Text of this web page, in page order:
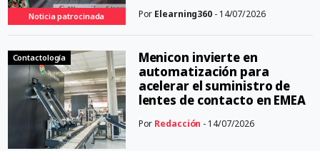
Noticia patrocinada Por Elearning360 - 14/07/2026
Contactología
Menicon invierte en
automatización para
acelerar el suministro de
lentes de contacto en EMEA
Por Redacción - 14/07/2026